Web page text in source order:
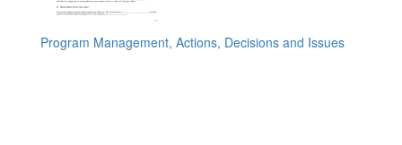
Program Management, Actions, Decisions and Issues